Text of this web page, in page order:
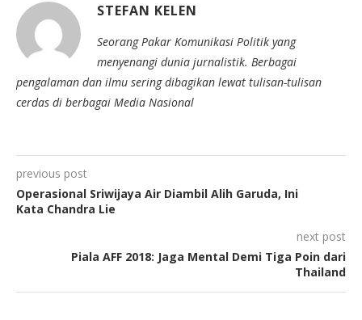
STEFAN KELEN
Seorang Pakar Komunikasi Politik yang
menyenangi dunia jurnalistik. Berbagai
pengalaman dan ilmu sering dibagikan lewat tulisan-tulisan
cerdas di berbagai Media Nasional
previous post
Operasional Sriwijaya Air Diambil Alih Garuda, Ini
Kata Chandra Lie
next post
Piala AFF 2018: Jaga Mental Demi Tiga Poin dari
Thailand